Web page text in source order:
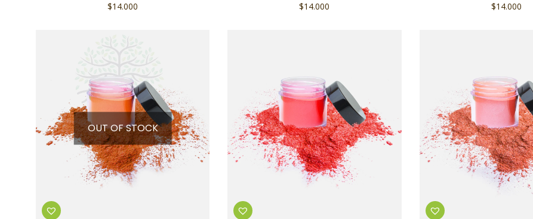
$14.000 $14.000 $14.000
OUT OF STOCK